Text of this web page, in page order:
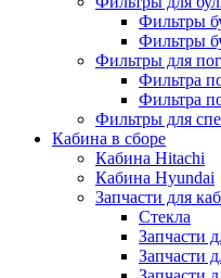
Фильтры
Фильтры
Фильтры для
Фильтра
Фильтра
Фильтры для
Кабина в сборе
Кабина Hitachi
Кабина Hyundai
Запчасти для
Стекла
Запчасти
Запчасти